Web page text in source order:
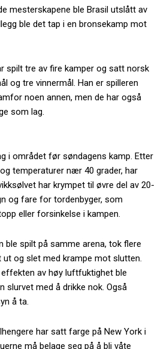
mesterskapene ble Brasil utslått av
ble det tap i en bronsekamp mot
spilt tre av fire kamper og satt norsk
og tre vinnermål. Han er spilleren
noen annen, men de har også
som lag.
i området før søndagens kamp. Etter
temperaturer nær 40 grader, har
har krympet til øvre del av 20-
og fare for tordenbyger, som
eller forsinkelse i kampen.
ble spilt på samme arena, tok flere
og slet med krampe mot slutten.
av høy luftfuktighet ble
slurvet med å drikke nok. Også
å ta.
har satt farge på New York i
må belage seg på å bli våte